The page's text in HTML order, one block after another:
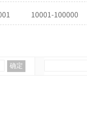
10001-100000
确定